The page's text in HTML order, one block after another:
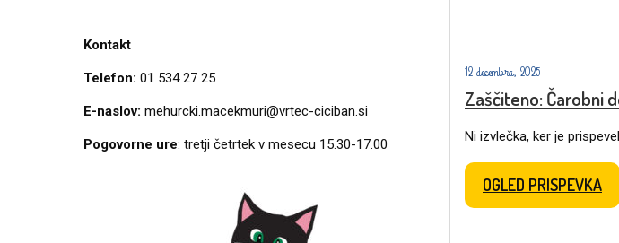
Kontakt
Telefon: 01 534 27 25
E-naslov: mehurcki.macekmuri@vrtec-ciciban.si
Pogovorne ure: tretji četrtek v mesecu 15.30-17.00
12 decembra, 2025
Zaščiteno: Čarobni
Ni izvlečka, ker je
OGLED PRISPEVKA